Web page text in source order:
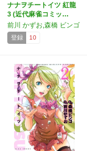
ナナヲチートイツ 紅龍
3 (近代麻雀コミッ…
前川 かずお,森橋 ビンゴ
登録 10